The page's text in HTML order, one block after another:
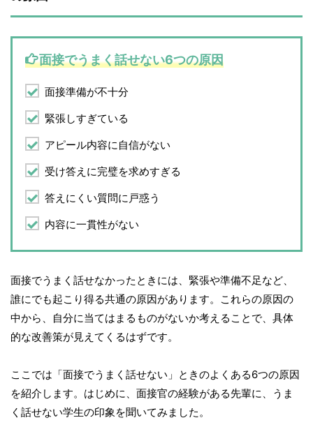
面接でうまく話せない6つの原因
面接準備が不十分
緊張しすぎている
アピール内容に自信がない
受け答えに完璧を求めすぎる
答えにくい質問に戸惑う
内容に一貫性がない
面接でうまく話せなかったときには、緊張や準備不足など、
誰にでも起こり得る共通の原因があります。これらの原因の
中から、自分に当てはまるものがないか考えることで、具体
的な改善策が見えてくるはずです。
ここでは「面接でうまく話せない」ときのよくある6つの原因
を紹介します。はじめに、面接官の経験がある先輩に、うま
く話せない学生の印象を聞いてみました。